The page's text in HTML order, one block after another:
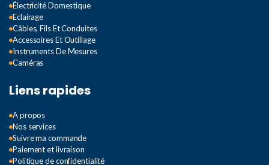
Électricité Domestique
Eclairage
Câbles, Fils Et Conduites
Accessoires Et Outillage
Instruments De Mesures
Caméras
Liens rapides
A propos
Nos services
Suivre ma commande
Paiement et livraison
Politique de confidentialité